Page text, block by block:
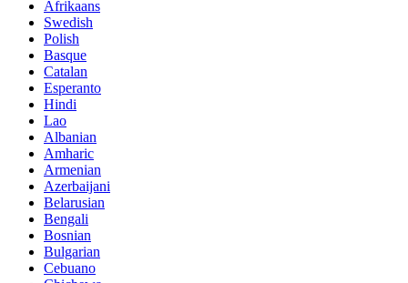
Afrikaans
Swedish
Polish
Basque
Catalan
Esperanto
Hindi
Lao
Albanian
Amharic
Armenian
Azerbaijani
Belarusian
Bengali
Bosnian
Bulgarian
Cebuano